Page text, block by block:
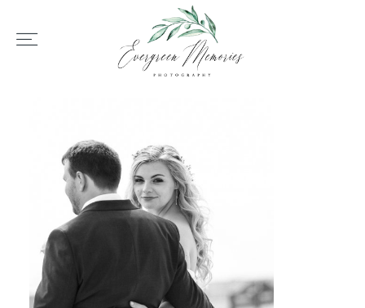
ÜBER UNS
HOCHZEIT
REPORTAGEN